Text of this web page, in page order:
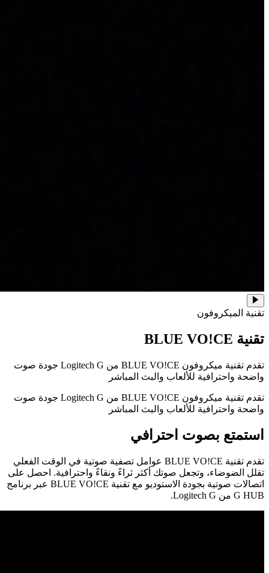
تقنية الميكروفون
تقنية BLUE VO!CE
تقدم تقنية ميكروفون BLUE VO!CE من Logitech G جودة صوت
واضحة واحترافية للألعاب والبث المباشر
تقدم تقنية ميكروفون BLUE VO!CE من Logitech G جودة صوت
واضحة واحترافية للألعاب والبث المباشر
استمتع بصوت احترافي
تقدم تقنية BLUE VO!CE عوامل تصفية صوتية في الوقت الفعلي
تقلل الضوضاء، وتجعل صوتك أكثر ثراءً ونقاءً واحترافية. احصل على
اتصالات صوتية بجودة الاستوديو مع تقنية BLUE VO!CE عبر برنامج
G HUB من Logitech G.